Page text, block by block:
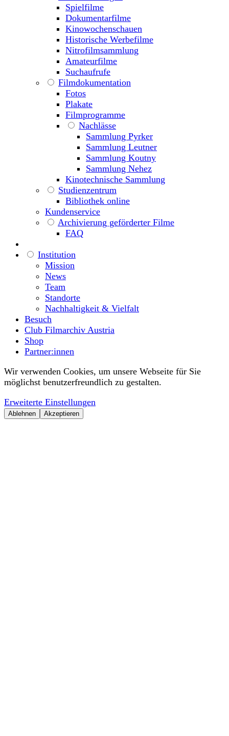
Spielfilme
Dokumentarfilme
Kinowochenschauen
Historische Werbefilme
Nitrofilmsammlung
Amateurfilme
Suchaufrufe
Filmdokumentation
Fotos
Plakate
Filmprogramme
Nachlässe
Sammlung Pyrker
Sammlung Leutner
Sammlung Koutny
Sammlung Nehez
Kinotechnische Sammlung
Studienzentrum
Bibliothek online
Kundenservice
Archivierung geförderter Filme
FAQ
Institution
Mission
News
Team
Standorte
Nachhaltigkeit & Vielfalt
Besuch
Club Filmarchiv Austria
Shop
Partner:innen
Wir verwenden Cookies, um unsere Webseite für Sie
möglichst benutzerfreundlich zu gestalten.
Erweiterte Einstellungen
Ablehnen Akzeptieren